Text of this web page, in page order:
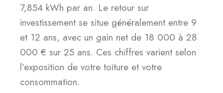
7,854 kWh par an. Le retour sur
investissement se situe généralement entre 9
et 12 ans, avec un gain net de 18 000 à 28
000 € sur 25 ans. Ces chiffres varient selon
l’exposition de votre toiture et votre
consommation.